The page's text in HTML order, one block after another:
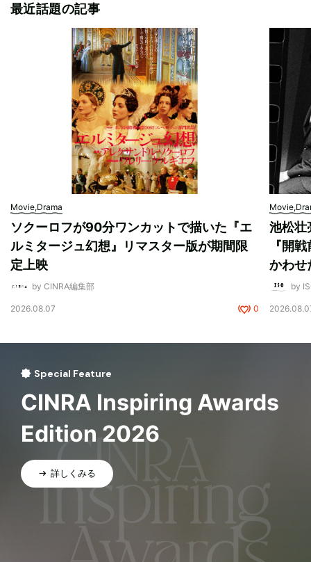
最近話題の記事
Movie,Drama
ソクーロフが90分ワンカットで描いた『エ
ルミタージュ幻想』リマスター版が期間限
定上映
by CINRA編集部
2026.08.07 0
池松壮
『開
かわせ
by
Special Feature
CINRA Inspiring Awards
Edition 2026
詳しくみる